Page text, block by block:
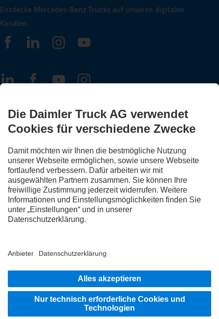
Entdecke Mercedes-Benz Trucks auf unseren digitalen
Kanälen.
FOLLOW THE ROADSTARS.
Tausche jetzt Erfahrungen mit anderen Truckerinnen und
Truckern aus.
Steig ein
Impressum
Datenschutz